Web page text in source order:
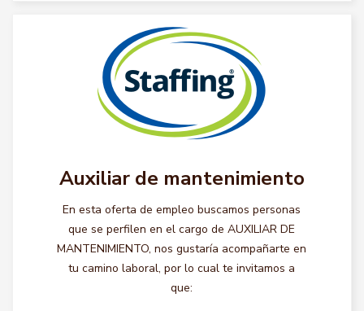
Auxiliar de mantenimiento
En esta oferta de empleo buscamos personas
que se perfilen en el cargo de AUXILIAR DE
MANTENIMIENTO, nos gustaría acompañarte en
tu camino laboral, por lo cual te invitamos a
que: